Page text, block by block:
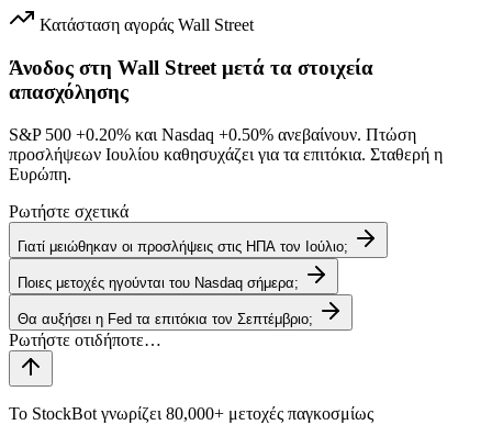
Κατάσταση αγοράς Wall Street
Άνοδος στη Wall Street μετά τα στοιχεία
απασχόλησης
S&P 500 +0.20% και Nasdaq +0.50% ανεβαίνουν. Πτώση
προσλήψεων Ιουλίου καθησυχάζει για τα επιτόκια. Σταθερή η
Ευρώπη.
Ρωτήστε σχετικά
Γιατί μειώθηκαν οι προσλήψεις στις ΗΠΑ τον Ιούλιο;
Ποιες μετοχές ηγούνται του Nasdaq σήμερα;
Θα αυξήσει η Fed τα επιτόκια τον Σεπτέμβριο;
Το StockBot γνωρίζει 80,000+ μετοχές παγκοσμίως